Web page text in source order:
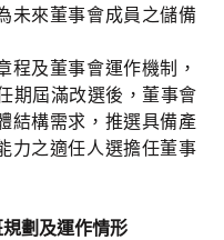
未來董事會成員之儲備
程及董事會運作機制，
期屆滿改選後，董事會
結構需求，推選具備產
力之適任人選擔任董事
劃及運作情形